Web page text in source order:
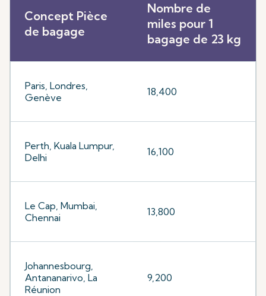
Concept Pièce
de bagage
Nombre de
miles pour 1
bagage de 23 kg
Paris, Londres,
Genève
18,400
Perth, Kuala Lumpur,
Delhi
16,100
Le Cap, Mumbai,
Chennai
13,800
Johannesbourg,
Antananarivo, La
Réunion
9,200